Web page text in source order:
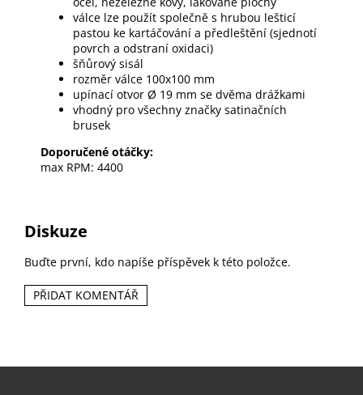
válce lze použít společně s hrubou lešticí
pastou ke kartáčování a předleštění (sjednotí
povrch a odstraní oxidaci)
šňůrový sisál
rozměr válce 100x100 mm
upínací otvor Ø 19 mm se dvěma drážkami
vhodný pro všechny značky satinačních
brusek
Doporučené otáčky:
max RPM: 4400
Diskuze
Buďte první, kdo napíše příspěvek k této položce.
PŘIDAT KOMENTÁŘ
Z